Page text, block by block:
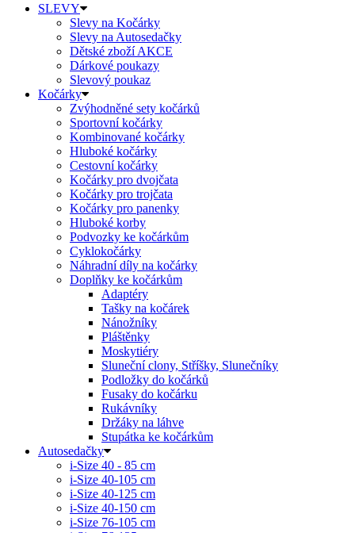
SLEVY
Slevy na Kočárky
Slevy na Autosedačky
Dětské zboží AKCE
Dárkové poukazy
Slevový poukaz
Kočárky
Zvýhodněné sety kočárků
Sportovní kočárky
Kombinované kočárky
Hluboké kočárky
Cestovní kočárky
Kočárky pro dvojčata
Kočárky pro trojčata
Kočárky pro panenky
Hluboké korby
Podvozky ke kočárkům
Cyklokočárky
Náhradní díly na kočárky
Doplňky ke kočárkům
Adaptéry
Tašky na kočárek
Nánožníky
Pláštěnky
Moskytiéry
Sluneční clony, Stříšky, Slunečníky
Podložky do kočárků
Fusaky do kočárku
Rukávníky
Držáky na láhve
Stupátka ke kočárkům
Autosedačky
i-Size 40 - 85 cm
i-Size 40-105 cm
i-Size 40-125 cm
i-Size 40-150 cm
i-Size 76-105 cm